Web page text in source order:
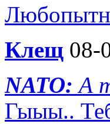
Клещ 08-
NATO:А
Гыыы..